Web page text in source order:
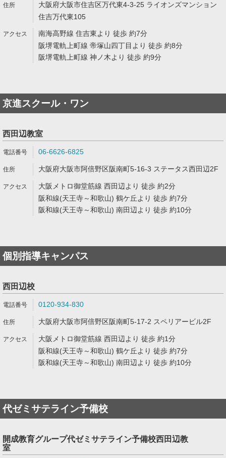
大阪府大阪市住吉区万代東4-3-25 ライオンズマンション
住吉万代東105
南海高野線 住吉東より 徒歩 約7分
阪堺電軌上町線 帝塚山四丁目より 徒歩 約8分
阪堺電軌上町線 神ノ木より 徒歩 約9分
京進スクール・ワン
西田辺教室
06-6626-6825
大阪府大阪市阿倍野区阪南町5-16-3 ステータス西田辺2F
大阪メトロ御堂筋線 西田辺より 徒歩 約2分
阪和線(天王寺～和歌山) 鶴ケ丘より 徒歩 約7分
阪和線(天王寺～和歌山) 南田辺より 徒歩 約10分
個別指導キャンパス
西田辺校
0120-934-830
大阪府大阪市阿倍野区阪南町5-17-2 スペリアービル2F
大阪メトロ御堂筋線 西田辺より 徒歩 約1分
阪和線(天王寺～和歌山) 鶴ケ丘より 徒歩 約7分
阪和線(天王寺～和歌山) 南田辺より 徒歩 約10分
代ゼミサテライン予備校
開成教育グループ代ゼミサテライン予備校西田辺教
室